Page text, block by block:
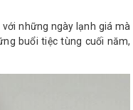
những ngày lạnh giá mà
buổi tiệc tùng cuối năm,